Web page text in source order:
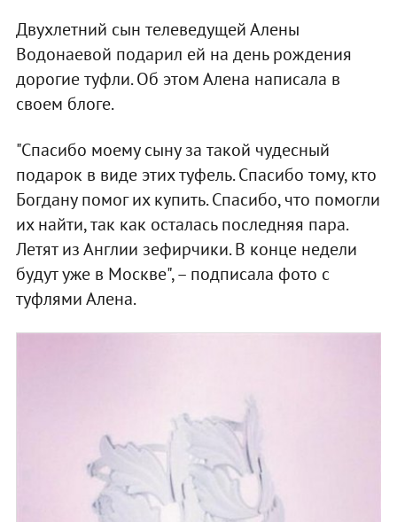
Двухлетний сын телеведущей Алены
Водонаевой подарил ей на день рождения
дорогие туфли. Об этом Алена написала в
своем блоге.
"Спасибо моему сыну за такой чудесный
подарок в виде этих туфель. Спасибо тому, кто
Богдану помог их купить. Спасибо, что помогли
их найти, так как осталась последняя пара.
Летят из Англии зефирчики. В конце недели
будут уже в Москве", – подписала фото с
туфлями Алена.